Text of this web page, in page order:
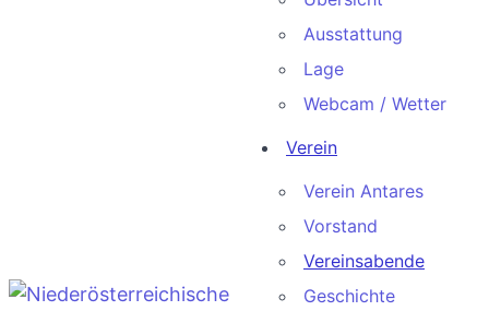
Ausstattung
Lage
Webcam / Wetter
Verein
Verein Antares
Vorstand
Vereinsabende
Geschichte